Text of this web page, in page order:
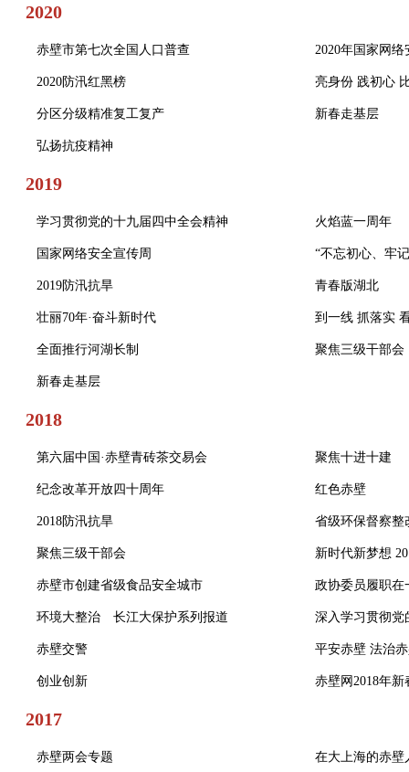
2020
赤壁市第七次全国人口普查 2020年国家网
2020防汛红黑榜 亮身份 践初心
分区分级精准复工复产 新春走基层
弘扬抗疫精神
2019
学习贯彻党的十九届四中全会精神 火焰蓝一周年
国家网络安全宣传周 “不忘初心、牢
2019防汛抗旱 青春版湖北
壮丽70年·奋斗新时代 到一线 抓落实
全面推行河湖长制 聚焦三级干部会
新春走基层
2018
第六届中国·赤壁青砖茶交易会 聚焦十进十建
纪念改革开放四十周年 红色赤壁
2018防汛抗旱 省级环保督察整
聚焦三级干部会 新时代新梦想
赤壁市创建省级食品安全城市 政协委员履职在
环境大整治 长江大保护系列报道 深入学习贯彻党
赤壁交警 平安赤壁 法治
创业创新 赤壁网2018年新
2017
赤壁两会专题 在大上海的赤壁